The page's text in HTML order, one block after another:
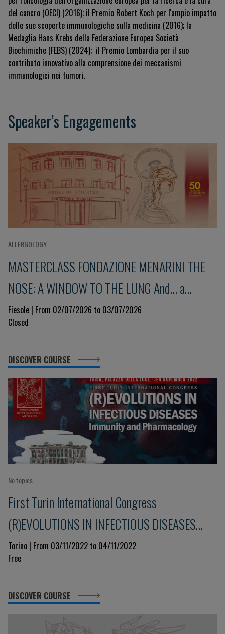
del cancro (OECI) (2016); il Premio Robert Koch per l'ampio impatto
delle sue scoperte immunologiche sulla medicina (2016); la
Medaglia Hans Krebs della Federazione Europea Società
Biochimiche (FEBS) (2024); il Premio Lombardia per il suo
contributo innovativo alla comprensione dei meccanismi
immunologici nei tumori.
Speaker’s Engagements
ALLERGOLOGY
MASTERCLASS FONDAZIONE MENARINI THE
NOSE: A WINDOW TO THE LUNG And... a
glimpse into the immune system 9th Edition
Fiesole | From 02/07/2026 to 03/07/2026
Closed
DISCOVER COURSE
No topics
First Turin International Congress
(R)EVOLUTIONS IN INFECTIOUS DISEASES
Immunity and Pharmacology
Torino | From 03/11/2022 to 04/11/2022
Free
DISCOVER COURSE